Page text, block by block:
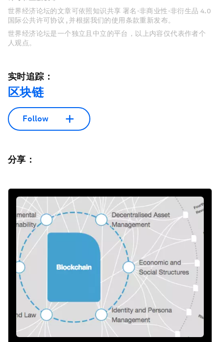
世界经济论坛的文章可依照知识共享 署名-非商业性-非衍生品 4.0
国际公共许可协议 , 并根据我们的使用条款重新发布。
世界经济论坛是一个独立且中立的平台，以上内容仅代表作者个
人观点。
实时追踪：
区块链
Follow
分享：